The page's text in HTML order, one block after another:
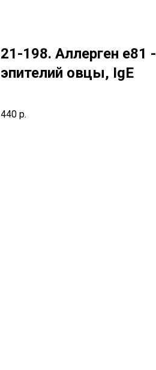
21-198. Аллерген e81 -
эпителий овцы, IgE
440 р.